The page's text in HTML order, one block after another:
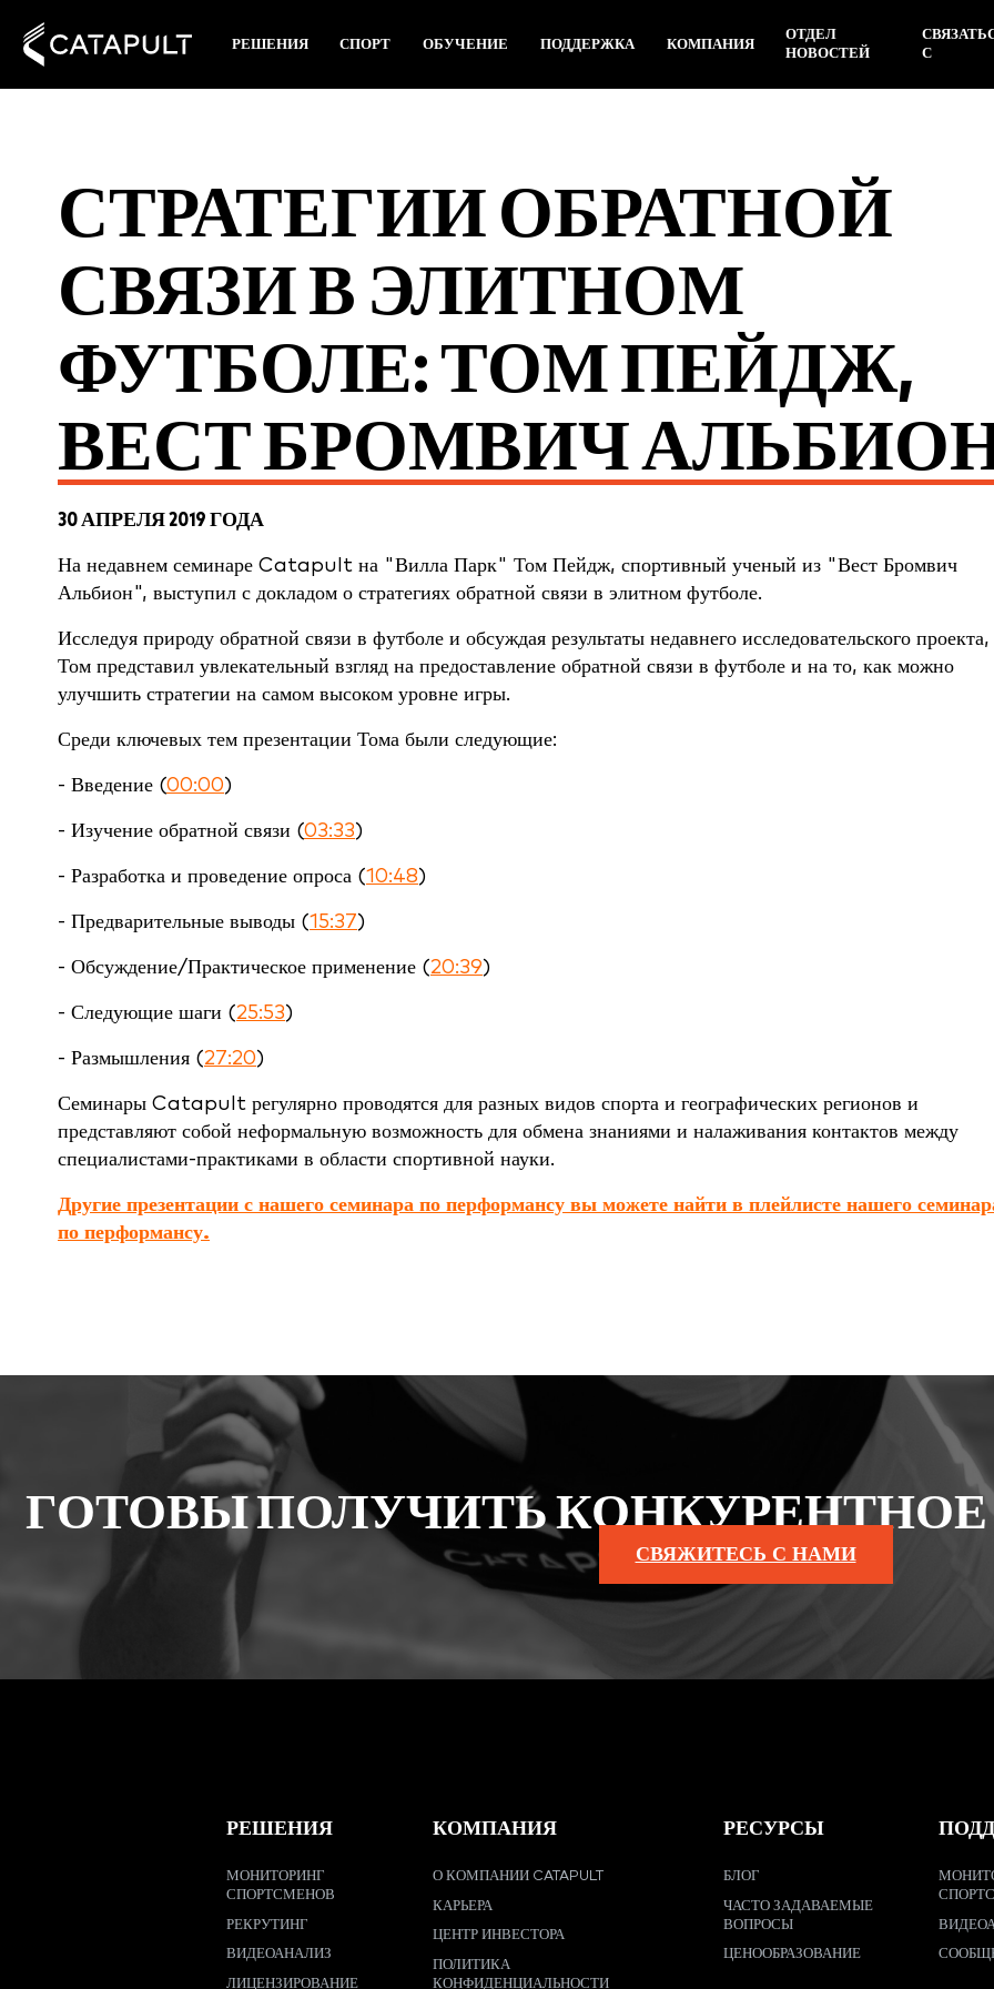
РЕШЕНИЯ СПОРТ ОБУЧЕНИЕ ПОДДЕРЖКА КОМПАНИЯ
ОТДЕЛ
НОВОСТЕЙ
С
СТРАТЕГИИ ОБРАТНОЙ
СВЯЗИ В ЭЛИТНОМ
ФУТБОЛЕ: ТОМ ПЕЙДЖ,
ВЕСТ БРОМВИЧ
30 АПРЕЛЯ 2019 ГОДА
На недавнем семинаре Catapult на "Вилла Парк" Том Пейдж, спортивный ученый из "Вест Бромвич
Альбион", выступил с докладом о стратегиях обратной связи в элитном футболе.
Исследуя природу обратной связи в футболе и обсуждая результаты недавнего исследовательского проекта,
Том представил увлекательный взгляд на предоставление обратной связи в футболе и на то, как можно
улучшить стратегии на самом высоком уровне игры.
Среди ключевых тем презентации Тома были следующие:
- Введение (00:00)
- Изучение обратной связи (03:33)
- Разработка и проведение опроса (10:48)
- Предварительные выводы (15:37)
- Обсуждение/Практическое применение (20:39)
- Следующие шаги (25:53)
- Размышления (27:20)
Семинары Catapult регулярно проводятся для разных видов спорта и географических регионов и
представляют собой неформальную возможность для обмена знаниями и налаживания контактов между
специалистами-практиками в области спортивной науки.
Другие презентации с нашего семинара по перформансу вы можете найти в плейлисте нашего
по перформансу.
ГОТОВЫ ПОЛУЧИТЬ
СВЯЖИТЕСЬ С НАМИ
РЕШЕНИЯ
МОНИТОРИНГ
СПОРТСМЕНОВ
РЕКРУТИНГ
ВИДЕОАНАЛИЗ
ЛИЦЕНЗИРОВАНИЕ
КОМПАНИЯ
О КОМПАНИИ CATAPULT
КАРЬЕРА
ЦЕНТР ИНВЕСТОРА
ПОЛИТИКА
КОНФИДЕНЦИАЛЬНОСТИ
РЕСУРСЫ
БЛОГ
ЧАСТО ЗАДАВАЕМЫЕ
ВОПРОСЫ
ЦЕНООБРАЗОВАНИЕ